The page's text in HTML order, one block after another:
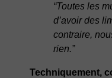
“Toutes les
d’avoir des
contraire,
rien.”
Techniquement,